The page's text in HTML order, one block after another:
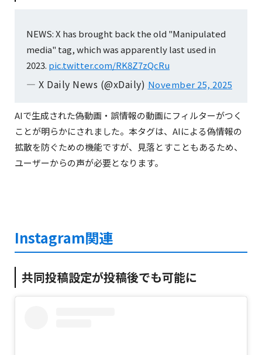
NEWS: X has brought back the old "Manipulated
media" tag, which was apparently last used in
2023. pic.twitter.com/RK8Z7zQcRu
— X Daily News (@xDaily) November 25, 2025
AIで生成された偽動画・誤情報の動画にフィルターがつく
ことが明らかにされました。本タグは、AIによる偽情報の
拡散を防ぐための機能ですが、見落とすこともあるため、
ユーザーからの声が必要となります。
Instagram関連
共同投稿設定が投稿後でも可能に